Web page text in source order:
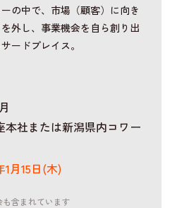
の中で、市場（顧客）に向き
外し、事業機会を自ら創り出
ードプレイス。
本社または新潟県内コワー
1月15日(木)
含まれています